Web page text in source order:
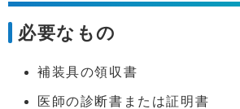
必要なもの
補装具の領収書
医師の診断書または証明書